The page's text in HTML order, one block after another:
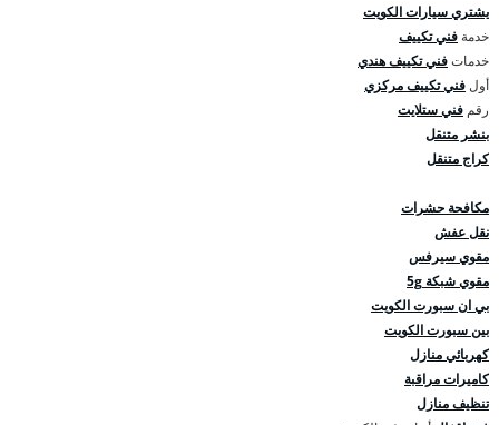
يشتري سيارات الكويت
خدمة فني تكييف
خدماتفني تكييف هندي
أولفني تكييف مركزي
رقم فني ستلايت
بنشر متنقل
كراج متنقل
مكافحة حشرات
نقل عفش
مقوي سيرفس
مقوي شبكة 5g
بي ان سبورت الكويت
بين سبورت الكويت
كهربائي منازل
كاميرات مراقبة
تنظيف منازل